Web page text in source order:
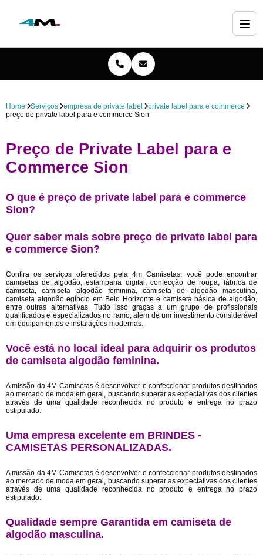
Home Serviços empresa de private label
private label para e commerce
preço de private label para e commerce Sion
Preço de Private Label para e
Commerce Sion
O que é preço de private label para e commerce
Sion?
Quer saber mais sobre preço de private label para
e commerce Sion?
Confira os serviços oferecidos pela 4m Camisetas, você pode encontrar
camisetas de algodão, estamparia digital, confecção de roupa, fábrica de
camiseta, camiseta algodão feminina, camiseta de algodão masculina,
camiseta algodão egípcio em Belo Horizonte e camiseta básica de algodão,
entre outras alternativas. Tudo isso graças a um grupo de profissionais
qualificados e especializados no ramo, além de um investimento considerável
em equipamentos e instalações modernas.
Você está no local ideal para adquirir os produtos
de camiseta algodão feminina.
A missão da 4M Camisetas é desenvolver e confeccionar produtos destinados
ao mercado de moda em geral, buscando superar as expectativas dos clientes
através de uma qualidade reconhecida no produto e entrega no prazo
estipulado.
Uma empresa excelente em BRINDES -
CAMISETAS PERSONALIZADAS.
A missão da 4M Camisetas é desenvolver e confeccionar produtos destinados
ao mercado de moda em geral, buscando superar as expectativas dos clientes
através de uma qualidade reconhecida no produto e entrega no prazo
estipulado.
Qualidade sempre Garantida em camiseta de
algodão masculina.